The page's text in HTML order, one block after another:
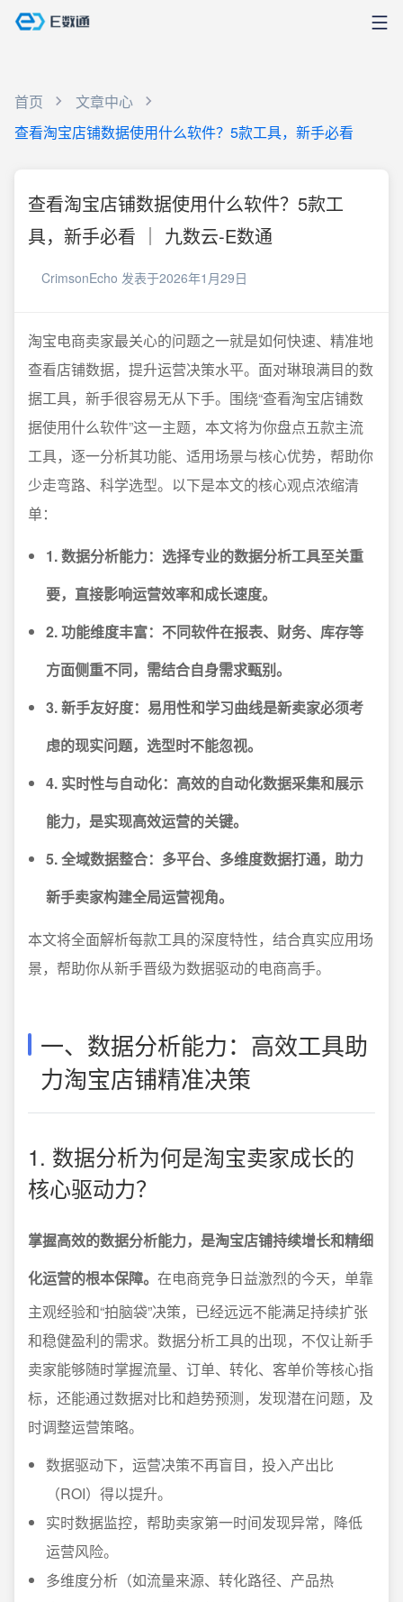
首页
文章中心
查看淘宝店铺数据使用什么软件？5款工具，新手必看
查看淘宝店铺数据使用什么软件？5款工
具，新手必看 ｜ 九数云-E数通
CrimsonEcho 发表于2026年1月29日
淘宝电商卖家最关心的问题之一就是如何快速、精准地
查看店铺数据，提升运营决策水平。面对琳琅满目的数
据工具，新手很容易无从下手。围绕“查看淘宝店铺数
据使用什么软件”这一主题，本文将为你盘点五款主流
工具，逐一分析其功能、适用场景与核心优势，帮助你
少走弯路、科学选型。以下是本文的核心观点浓缩清
单：
1. 数据分析能力：选择专业的数据分析工具至关重
要，直接影响运营效率和成长速度。
2. 功能维度丰富：不同软件在报表、财务、库存等
方面侧重不同，需结合自身需求甄别。
3. 新手友好度：易用性和学习曲线是新卖家必须考
虑的现实问题，选型时不能忽视。
4. 实时性与自动化：高效的自动化数据采集和展示
能力，是实现高效运营的关键。
5. 全域数据整合：多平台、多维度数据打通，助力
新手卖家构建全局运营视角。
本文将全面解析每款工具的深度特性，结合真实应用场
景，帮助你从新手晋级为数据驱动的电商高手。
一、数据分析能力：高效工具助
力淘宝店铺精准决策
1. 数据分析为何是淘宝卖家成长的
核心驱动力？
掌握高效的数据分析能力，是淘宝店铺持续增长和精细
化运营的根本保障。 在电商竞争日益激烈的今天，单靠
主观经验和“拍脑袋”决策，已经远远不能满足持续扩张
和稳健盈利的需求。数据分析工具的出现，不仅让新手
卖家能够随时掌握流量、订单、转化、客单价等核心指
标，还能通过数据对比和趋势预测，发现潜在问题，及
时调整运营策略。
数据驱动下，运营决策不再盲目，投入产出比
（ROI）得以提升。
实时数据监控，帮助卖家第一时间发现异常，降低
运营风险。
多维度分析（如流量来源、转化路径、产品热